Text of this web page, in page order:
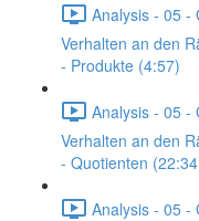
Analysis - 05 -
Verhalten an den
- Produkte (4:57)
Analysis - 05 -
Verhalten an den
- Quotienten
Analysis - 05 -